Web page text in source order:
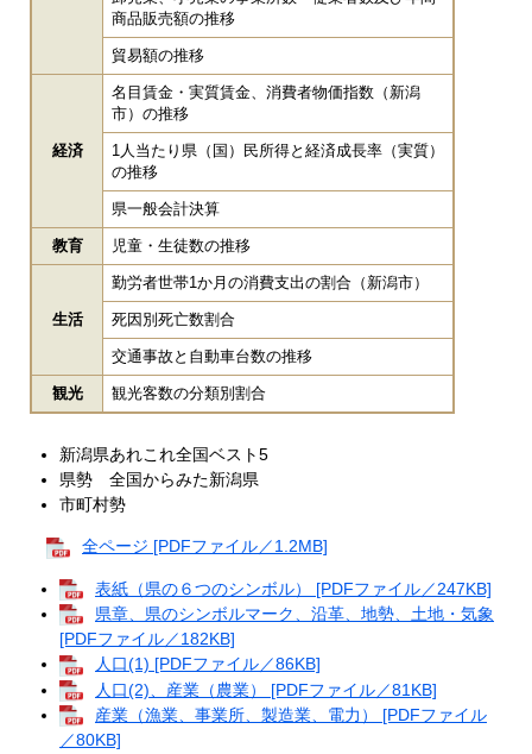
商品販売額の推移
貿易額の推移
経済
名目賃金・実質賃金、消費者物価指数（新潟
市）の推移
1人当たり県（国）民所得と経済成長率（実質）
の推移
県一般会計決算
教育 児童・生徒数の推移
生活
勤労者世帯1か月の消費支出の割合（新潟市）
死因別死亡数割合
交通事故と自動車台数の推移
観光 観光客数の分類別割合
新潟県あれこれ全国ベスト5
県勢 全国からみた新潟県
市町村勢
全ページ [PDFファイル／1.2MB]
表紙（県の６つのシンボル） [PDFファイル／247KB]
県章、県のシンボルマーク、沿革、地勢、土地・気象
[PDFファイル／182KB]
人口(1) [PDFファイル／86KB]
人口(2)、産業（農業） [PDFファイル／81KB]
産業（漁業、事業所、製造業、電力） [PDFファイル
／80KB]